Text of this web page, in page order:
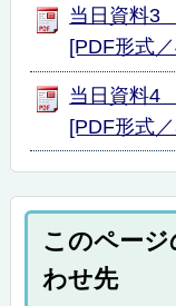
当日資料
[PDF形式
当日資料
[PDF形式
このペー
わせ先